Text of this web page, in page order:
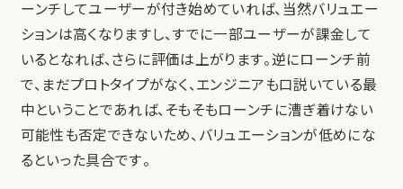
ーンチしてユーザーが付き始めていれば、当然バリュエー
ションは高くなりますし、すでに一部ユーザーが課金して
いるとなれば、さらに評価は上がります。逆にローンチ前
で、まだプロトタイプがなく、エンジニアも口説いている最
中ということであれば、そもそもローンチに漕ぎ着けない
可能性も否定できないため、バリュエーションが低めにな
るといった具合です。